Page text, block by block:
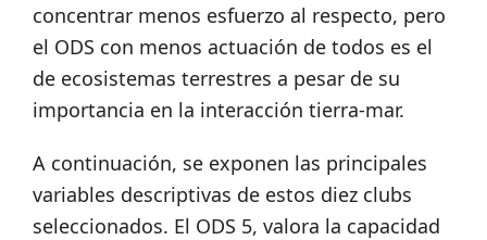
concentrar menos esfuerzo al respecto, pero
el ODS con menos actuación de todos es el
de ecosistemas terrestres a pesar de su
importancia en la interacción tierra-mar.
A continuación, se exponen las principales
variables descriptivas de estos diez clubs
seleccionados. El ODS 5, valora la capacidad